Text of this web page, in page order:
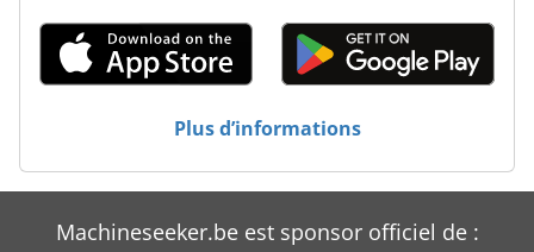
Plus d’informations
Machineseeker.be est sponsor officiel de :